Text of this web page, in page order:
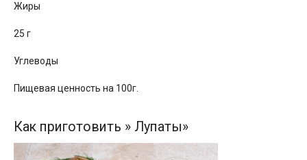
Жиры
25 г
Углеводы
Пищевая ценность на 100г.
Как приготовить » Лупаты»